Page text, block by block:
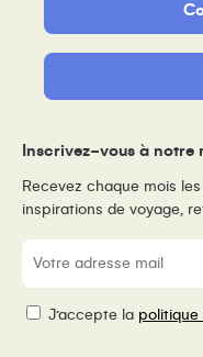
Inscrivez-vous à notre
Recevez chaque mois
inspirations de voyage,
E-
mail
RGPDJ’accepte la politique